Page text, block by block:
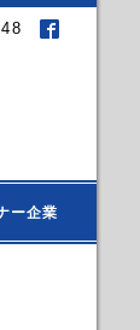
ー企業